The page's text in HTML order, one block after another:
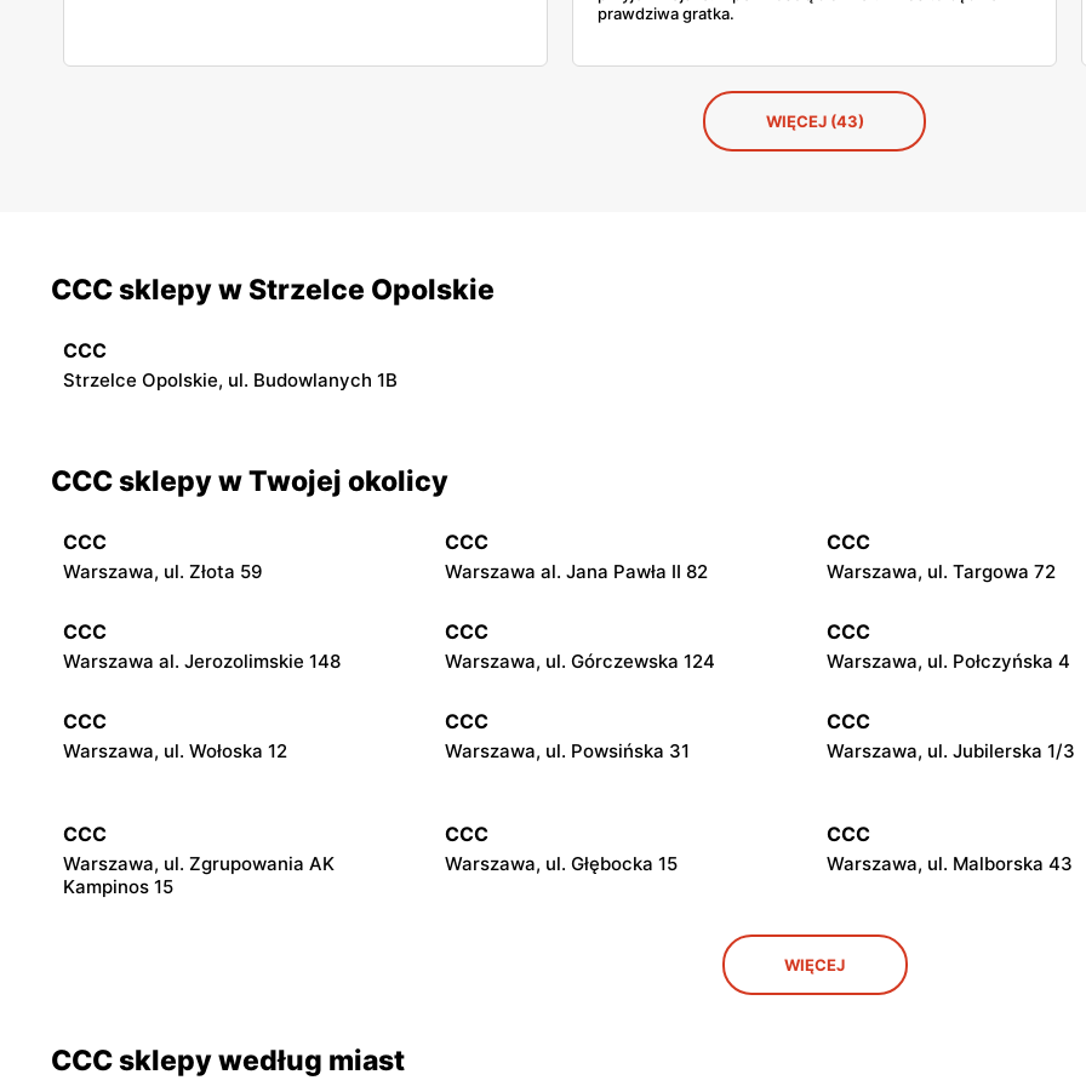
prawdziwa gratka.
WIĘCEJ (43)
CCC sklepy w Strzelce Opolskie
CCC
Strzelce Opolskie, ul. Budowlanych 1B
CCC sklepy w Twojej okolicy
CCC
Warszawa, ul. Złota 59
CCC
Warszawa al. Jana Pawła II 82
CCC
Warszawa, ul. Targowa 72
CCC
Warszawa al. Jerozolimskie 148
CCC
Warszawa, ul. Górczewska 124
CCC
Warszawa, ul. Połczyńska 4
CCC
Warszawa, ul. Wołoska 12
CCC
Warszawa, ul. Powsińska 31
CCC
Warszawa, ul. Jubilerska 1/3
CCC
Warszawa, ul. Zgrupowania AK
Kampinos 15
CCC
Warszawa, ul. Głębocka 15
CCC
Warszawa, ul. Malborska 43
Warszawa, ul. Kazimierza Szpotańskiego
Łomianki, ul. Brukowa 25
CCC
WIĘCEJ
CCC sklepy według miast